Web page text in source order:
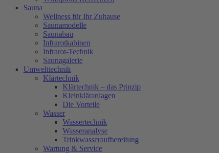
Sauna
Wellness für Ihr Zuhause
Saunamodelle
Saunabau
Infrarotkabinen
Infrarot-Technik
Saunagalerie
Umwelttechnik
Klärtechnik
Klärtechnik – das Prinzip
Kleinkläranlagen
Die Vorteile
Wasser
Wassertechnik
Wasseranalyse
Trinkwasseraufbereitung
Wartung & Service